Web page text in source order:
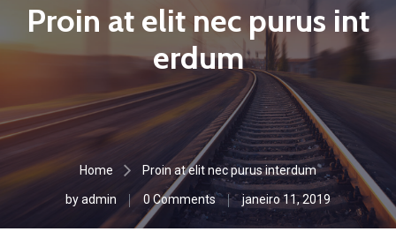
Proin at elit nec purus int
erdum
Home Proin at elit nec purus interdum
byadmin 0 Comments janeiro 11, 2019